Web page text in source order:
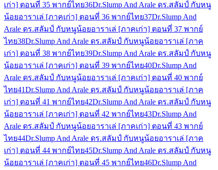
เก่า] ตอนที่ 35 พากย์ไทย36Dr.Slump And Arale ดร.สลัมป์ กับหนู
น้อยอาราเล่ [ภาคเก่า] ตอนที่ 36 พากย์ไทย37Dr.Slump And
Arale ดร.สลัมป์ กับหนูน้อยอาราเล่ [ภาคเก่า] ตอนที่ 37 พากย์
ไทย38Dr.Slump And Arale ดร.สลัมป์ กับหนูน้อยอาราเล่ [ภาค
เก่า] ตอนที่ 38 พากย์ไทย39Dr.Slump And Arale ดร.สลัมป์ กับหนู
น้อยอาราเล่ [ภาคเก่า] ตอนที่ 39 พากย์ไทย40Dr.Slump And
Arale ดร.สลัมป์ กับหนูน้อยอาราเล่ [ภาคเก่า] ตอนที่ 40 พากย์
ไทย41Dr.Slump And Arale ดร.สลัมป์ กับหนูน้อยอาราเล่ [ภาค
เก่า] ตอนที่ 41 พากย์ไทย42Dr.Slump And Arale ดร.สลัมป์ กับหนู
น้อยอาราเล่ [ภาคเก่า] ตอนที่ 42 พากย์ไทย43Dr.Slump And
Arale ดร.สลัมป์ กับหนูน้อยอาราเล่ [ภาคเก่า] ตอนที่ 43 พากย์
ไทย44Dr.Slump And Arale ดร.สลัมป์ กับหนูน้อยอาราเล่ [ภาค
เก่า] ตอนที่ 44 พากย์ไทย45Dr.Slump And Arale ดร.สลัมป์ กับหนู
น้อยอาราเล่ [ภาคเก่า] ตอนที่ 45 พากย์ไทย46Dr.Slump And